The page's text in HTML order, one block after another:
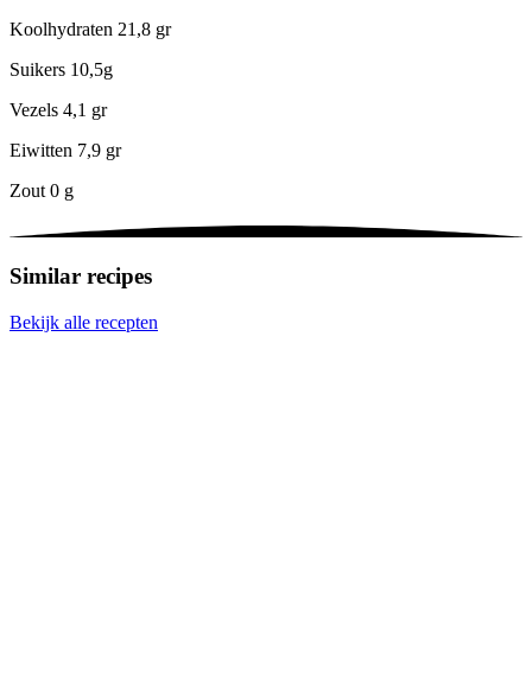
Koolhydraten 21,8 gr
Suikers 10,5g
Vezels 4,1 gr
Eiwitten 7,9 gr
Zout 0 g
Similar recipes
Bekijk alle recepten